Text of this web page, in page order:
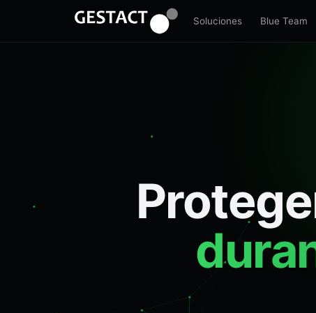
Soluciones Blue Team